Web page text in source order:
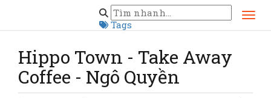
Tags
Đăk Lăk
Hippo Town - Take Away Coffee - Ngô Quyền
Hippo Town - Take Away
Coffee - Ngô Quyền